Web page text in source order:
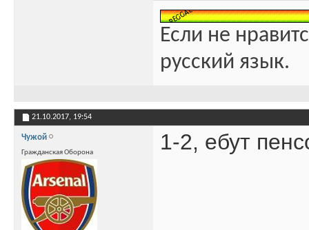
Если не
русский язык.
21.10.2017, 19:54
Чужой
Гражданская Оборона 1-2, ебут